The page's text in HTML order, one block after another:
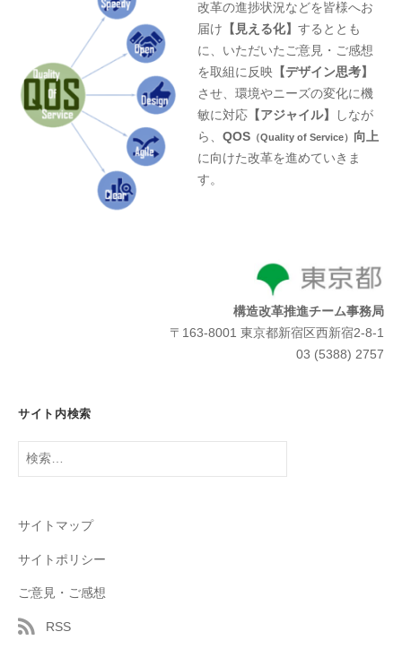
改革の進捗状況などを皆様へお
届け 【見える化】するととも
に、いただいたご意見・ご感想
を取組に反映 【デザイン思考】
させ、環境やニーズの変化に機
敏に対応 【アジャイル】
しなが
ら、QOS （Quality of Service） 向上
に向けた改革を進めていきま
す。
構造改革推進チーム事務局
〒163-8001 東京都新宿区西新宿2-8-1
03 (5388) 2757
サイト内検索
検
サイトマップ
サイトポリシー
ご意見・ご感想
RSS